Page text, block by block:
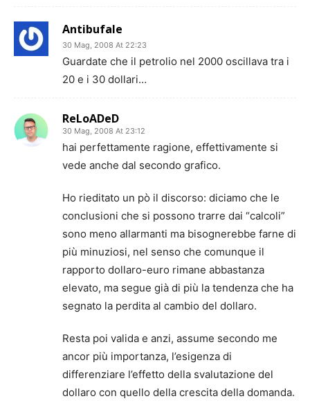
Antibufale
30 Mag, 2008 At 22:23
Guardate che il petrolio nel 2000 oscillava tra i
20 e i 30 dollari…
ReLoADeD
30 Mag, 2008 At 23:12
hai perfettamente ragione, effettivamente si
vede anche dal secondo grafico.
Ho rieditato un pò il discorso: diciamo che le
conclusioni che si possono trarre dai “calcoli”
sono meno allarmanti ma bisognerebbe farne di
più minuziosi, nel senso che comunque il
rapporto dollaro-euro rimane abbastanza
elevato, ma segue già di più la tendenza che ha
segnato la perdita al cambio del dollaro.
Resta poi valida e anzi, assume secondo me
ancor più importanza, l’esigenza di
differenziare l’effetto della svalutazione del
dollaro con quello della crescita della domanda.